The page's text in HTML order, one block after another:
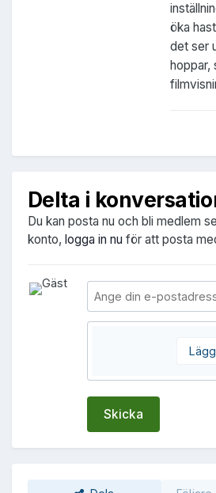
öka
det ser
hoppar,
Delta i
Du kan posta nu och bli medlem
konto, logga in nu för att posta
Skicka